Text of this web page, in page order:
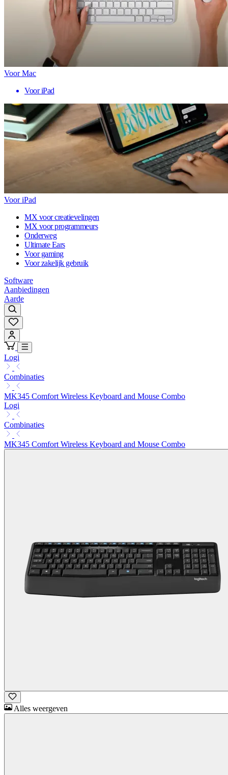
Voor Mac
Voor iPad
Voor iPad
MX voor creatievelingen
MX voor programmeurs
Onderweg
Ultimate Ears
Voor gaming
Voor zakelijk gebruik
Software
Aanbiedingen
Aarde
Logi
Combinaties
MK345 Comfort Wireless Keyboard and Mouse Combo
Logi
Combinaties
MK345 Comfort Wireless Keyboard and Mouse Combo
Alles weergeven